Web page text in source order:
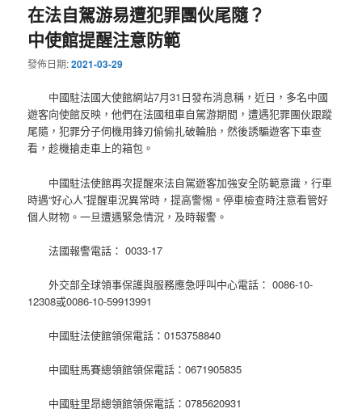
在法自駕游易遭犯罪團伙尾隨？
中使館提醒注意防範
發佈日期:2021-03-29
中國駐法國大使館網站7月31日發布消息稱，近日，多名中國
遊客向使館反映，他們在法國租車自駕游期間，遭遇犯罪團伙跟蹤
尾隨，犯罪分子伺機用鋒刃偷偷扎破輪胎，然後誘騙遊客下車查
看，趁機搶走車上的箱包。
中國駐法使館再次提醒來法自駕遊客加強安全防範意識，行車
時遇“好心人”提醒車況異常時，提高警惕。停車檢查時注意看管好
個人財物。一旦遭遇緊急情況，及時報警。
法國報警電話： 0033-17
外交部全球領事保護與服務應急呼叫中心電話： 0086-10-
12308或0086-10-59913991
中國駐法使館領保電話：0153758840
中國駐馬賽總領館領保電話：0671905835
中國駐里昂總領館領保電話：0785620931